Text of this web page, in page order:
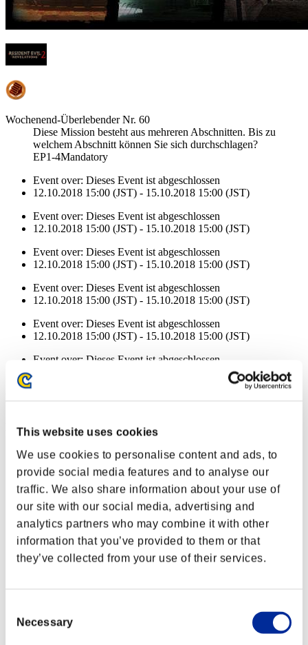
This website uses cookies
We use cookies to personalise content and ads, to
provide social media features and to analyse our
traffic. We also share information about your use of
our site with our social media, advertising and
analytics partners who may combine it with other
information that you’ve provided to them or that
they’ve collected from your use of their services.
Selection
Necessary
Wochenend-Überlebender Nr. 60
Diese Mission besteht aus mehreren Abschnitten. Bis zu
welchem Abschnitt können Sie sich durchschlagen?
EP1-4Mandatory
Event over: Dieses Event ist abgeschlossen
12.10.2018 15:00 (JST) - 15.10.2018 15:00 (JST)
Event over: Dieses Event ist abgeschlossen
12.10.2018 15:00 (JST) - 15.10.2018 15:00 (JST)
Event over: Dieses Event ist abgeschlossen
12.10.2018 15:00 (JST) - 15.10.2018 15:00 (JST)
Event over: Dieses Event ist abgeschlossen
12.10.2018 15:00 (JST) - 15.10.2018 15:00 (JST)
Event over: Dieses Event ist abgeschlossen
12.10.2018 15:00 (JST) - 15.10.2018 15:00 (JST)
Event over: Dieses Event ist abgeschlossen
12.10.2018 15:00 (JST) - 15.10.2018 15:00 (JST)
Event-Belohnungen
Nach Leistung
Abschnitte abgeschlossen: 5 oder mehr
Aufgeladener Schuss A
Abschnitte abgeschlossen: 10 oder mehr
Einfacher Treffer
Lv.4
Abschnitte abgeschlossen: 15 oder mehr